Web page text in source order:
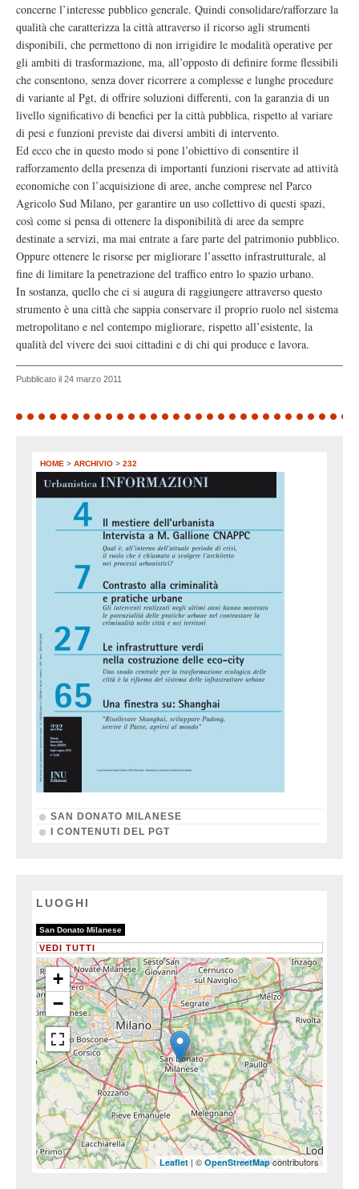
concerne l’interesse pubblico generale. Quindi consolidare/rafforzare la
qualità che caratterizza la città attraverso il ricorso agli strumenti
disponibili, che permettono di non irrigidire le modalità operative per
gli ambiti di trasformazione, ma, all’opposto di definire forme flessibili
che consentono, senza dover ricorrere a complesse e lunghe procedure
di variante al Pgt, di offrire soluzioni differenti, con la garanzia di un
livello significativo di benefici per la città pubblica, rispetto al variare
di pesi e funzioni previste dai diversi ambiti di intervento.
Ed ecco che in questo modo si pone l’obiettivo di consentire il
rafforzamento della presenza di importanti funzioni riservate ad attività
economiche con l’acquisizione di aree, anche comprese nel Parco
Agricolo Sud Milano, per garantire un uso collettivo di questi spazi,
così come si pensa di ottenere la disponibilità di aree da sempre
destinate a servizi, ma mai entrate a fare parte del patrimonio pubblico.
Oppure ottenere le risorse per migliorare l’assetto infrastrutturale, al
fine di limitare la penetrazione del traffico entro lo spazio urbano.
In sostanza, quello che ci si augura di raggiungere attraverso questo
strumento è una città che sappia conservare il proprio ruolo nel sistema
metropolitano e nel contempo migliorare, rispetto all’esistente, la
qualità del vivere dei suoi cittadini e di chi qui produce e lavora.
Pubblicato il 24 marzo 2011
HOME > ARCHIVIO > 232
SAN DONATO MILANESE
I CONTENUTI DEL PGT
LUOGHI
San Donato Milanese
3/3
VEDI TUTTI
+
−
Leaflet | © OpenStreetMapcontributors